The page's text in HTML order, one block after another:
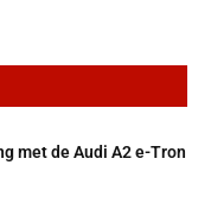
met de Audi A2 e-Tron